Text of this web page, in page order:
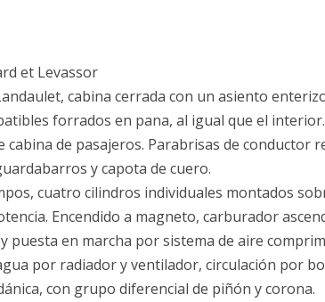
et Levassor
cabina cerrada con un asiento
forrados en pana, al igual que el
cabina de pasajeros. Parabrisas de conductor
y capota de cuero.
cuatro cilindros individuales montados
Encendido a magneto, carburador
puesta en marcha por sistema de aire
agua por radiador y ventilador, circulación por
con grupo diferencial de piñón y corona.